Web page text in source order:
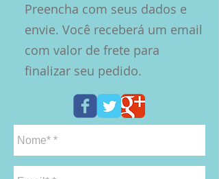
Preencha com seus dados e
envie. Você receberá um email
com valor de frete para
finalizar seu pedido.